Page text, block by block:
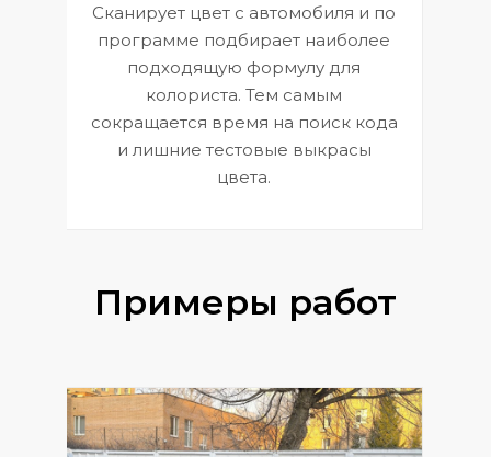
Сканирует цвет с автомобиля и по
программе подбирает наиболее
подходящую формулу для
колориста. Тем самым
сокращается время на поиск кода
и лишние тестовые выкрасы
цвета.
Примеры работ